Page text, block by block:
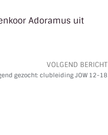
Adoramus uit
VOLGEND BERICHT
gezocht: clubleiding JOW 12-18